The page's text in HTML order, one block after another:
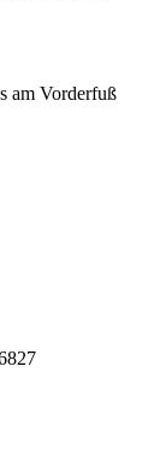
am Vorderfuß